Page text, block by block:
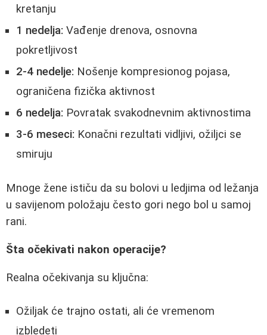
kretanju
1 nedelja: Vađenje drenova, osnovna
pokretljivost
2-4 nedelje: Nošenje kompresionog pojasa,
ograničena fizička aktivnost
6 nedelja: Povratak svakodnevnim aktivnostima
3-6 meseci: Konačni rezultati vidljivi, ožiljci se
smiruju
Mnoge žene ističu da su bolovi u ledjima od ležanja
u savijenom položaju često gori nego bol u samoj
rani.
Šta očekivati nakon operacije?
Realna očekivanja su ključna:
Ožiljak će trajno ostati, ali će vremenom
izbledeti